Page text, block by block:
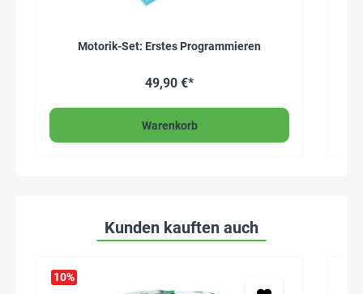
Motorik-Set: Erstes Programmieren
49,90 €*
Warenkorb
Kunden kauften auch
10%